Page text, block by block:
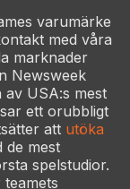
varumärke
med våra
marknader
Newsweek
av USA:s mest
ett orubbligt
att utöka
de mest
spelstudior.